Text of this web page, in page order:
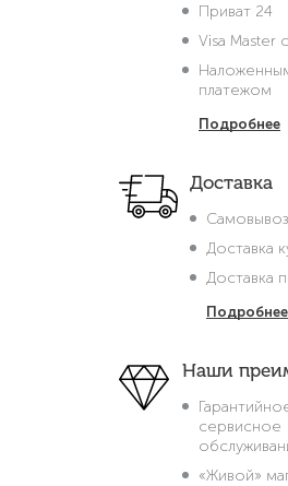
Приват 24
Visa Master
платежом
Подробнее
Доставка
Самовывоз
Доставка
Доставка
Подробнее
Наши
сервисное
«Живой»